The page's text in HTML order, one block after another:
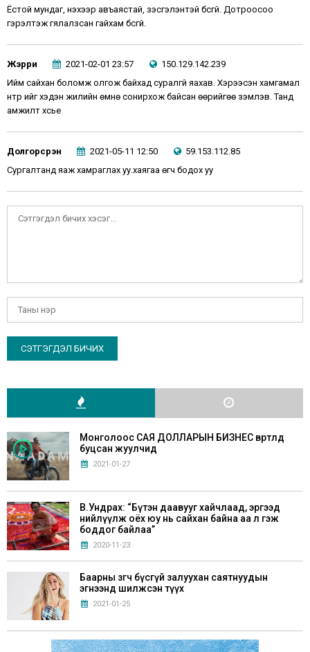
Ёстой мундаг, үнэхээр авъаястай, үзэсгэлэнтэй бүсгүй. Дотроосоо
гэрэлтэж гялалзсан гайхам бүсгүй.
Жэрри 2021-02-01 23:57
150.129.142.239
Ийм сайхан боломж олгож байхад суралгүй яахав. Хэрээсэн хамгамал
нтр ийг хэдэн жилийн өмнө сонирхож байсан өөрийгөө зэмлэв. Танд
амжилт хүсье
Долгорсүрэн 2021-05-11 12:50
59.153.112.85
Сургалтанд яаж хамраглах уу.хаягаа өгч бодох уу
Монголоос САЯ ДОЛЛАРЫН БИЗНЕС өвөртлөөд
буцсан жуулчид
2021-01-27
В.Ундрах: “Бүтэн даавууг хайчлаад, эргээд
нийлүүлж оёх юу нь сайхан байна аа л гэж
боддог байлаа”
2020-11-23
Баарны зөөгч бүсгүй залуухан саятнуудын
эгнээнд шилжсэн түүх
2021-01-25
Г.Билгүүдэй: “Хүүхдүүддээ Монгол аман